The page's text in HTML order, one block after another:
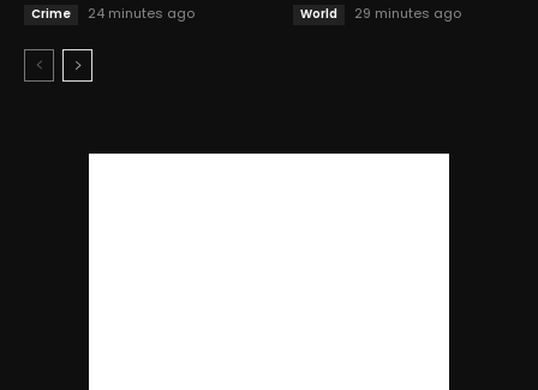
Crime 24 minutes ago World 29 minutes ago